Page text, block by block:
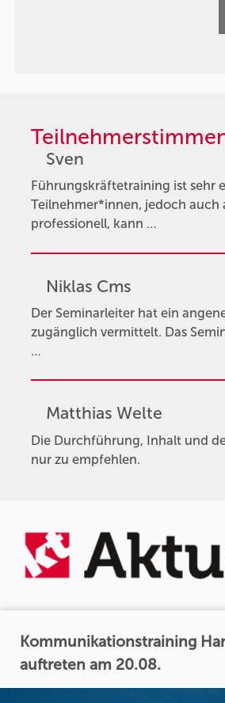
Sven
Führungskräftetraining ist sehr
Teilnehmer*innen, jedoch auch
professionell, kann …
Niklas Cms
Der Seminarleiter hat ein
zugänglich vermittelt. Das
…
Matthias Welte
Die Durchführung, Inhalt und
nur zu empfehlen.
Kommunikationstraining
auftreten am 20.08.